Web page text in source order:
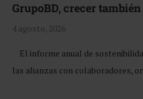
GrupoBD, crecer
4 agosto, 2026
El informe anual de
las alianzas con colaboradores,